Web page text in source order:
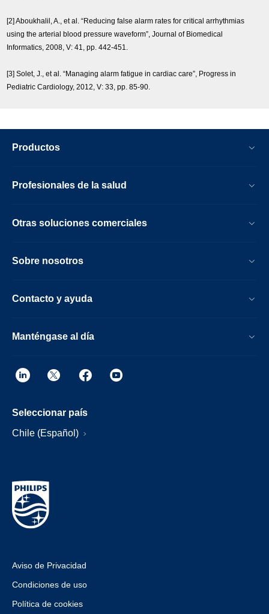
[2] Aboukhalil, A., et al. “Reducing false alarm rates for critical arrhythmias
using the arterial blood pressure waveform”, Journal of Biomedical
Informatics, 2008, V: 41, pp. 442-451.
[3] Solet, J., et al. “Managing alarm fatigue in cardiac care”, Progress in
Pediatric Cardiology, 2012, V: 33, pp. 85-90.
Productos
Profesionales de la salud
Otras soluciones comerciales
Sobre nosotros
Contacto y ayuda
Manténgase al día
Seleccionar país
Chile (Español)
Aviso de Privacidad
Condiciones de uso
Política de cookies